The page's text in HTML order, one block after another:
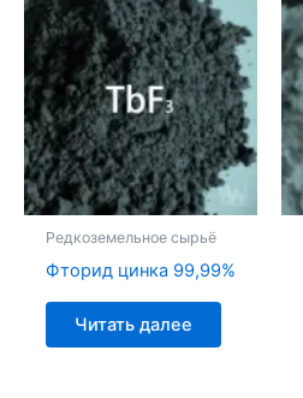
Редкоземельное сырьё
Фторид цинка 99,99%
Читать далее